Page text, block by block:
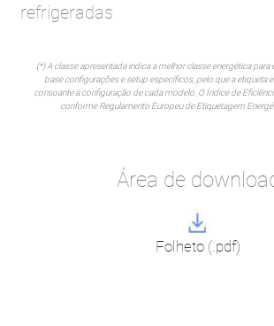
refrigeradas
(*) A classe apresentada indica a melhor classe energética
base configurações e setup específicos, pelo que a etiqueta
consoante a configuração de cada modelo. O Índice de
conforme Regulamento Europeu de Etiquetagem
Área de
Folheto (.pdf)